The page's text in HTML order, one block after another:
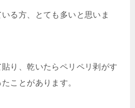
る方、とても多いと思いま
り、乾いたらペリペリ剥がす
ことがあります。